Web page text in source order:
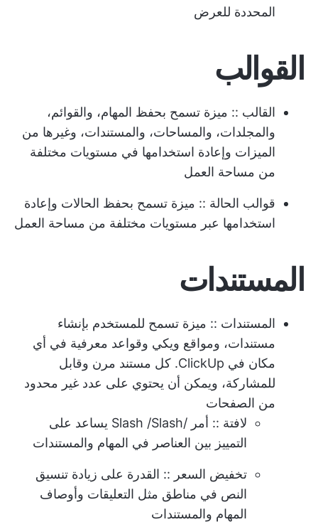
المحددة للعرض
القوالب
القالب :: ميزة تسمح بحفظ المهام، والقوائم،
والمجلدات، والمساحات، والمستندات، وغيرها من
الميزات وإعادة استخدامها في مستويات مختلفة
من مساحة العمل
قوالب الحالة :: ميزة تسمح بحفظ الحالات وإعادة
استخدامها عبر مستويات مختلفة من مساحة العمل
المستندات
المستندات :: ميزة تسمح للمستخدم بإنشاء
مستندات، ومواقع ويكي وقواعد معرفية في أي
مكان في ClickUp. كل مستند مرن وقابل
للمشاركة، ويمكن أن يحتوي على عدد غير محدود
من الصفحات
لافتة
:: أمر /Slash /Slash يساعد على
التمييز بين العناصر في المهام والمستندات
تخفيض السعر :: القدرة على زيادة تنسيق
النص في مناطق مثل التعليقات وأوصاف
المهام والمستندات